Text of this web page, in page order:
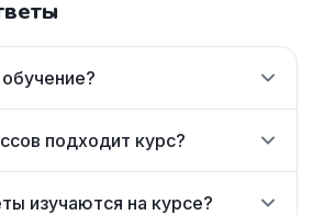
подходит курс?
изучаются на курсе?